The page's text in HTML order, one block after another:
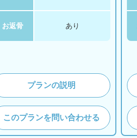
お返骨 あり
プランの説明
このプランを問い合わせる